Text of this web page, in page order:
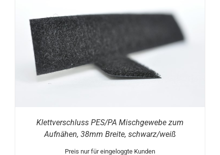
Klettverschluss PES/PA Mischgewebe zum
Aufnähen, 38mm Breite, schwarz/weiß
Preis nur für eingeloggte Kunden